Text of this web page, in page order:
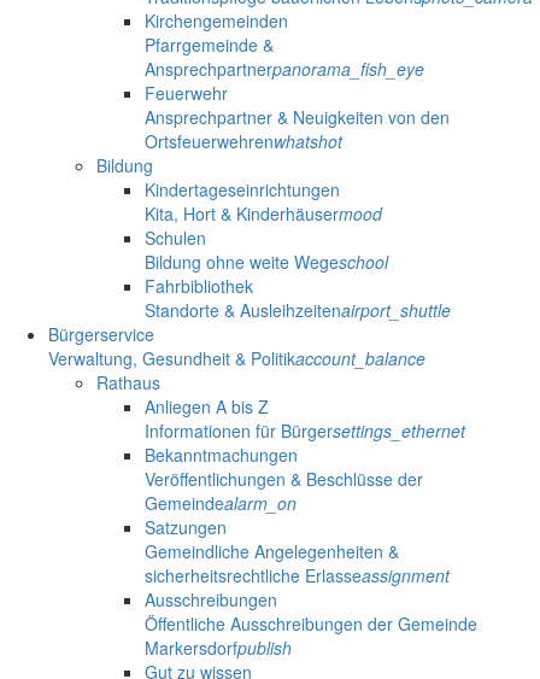
Kirchengemeinden
Pfarrgemeinde &
Ansprechpartnerpanorama_fish_eye
Feuerwehr
Ansprechpartner & Neuigkeiten von den
Ortsfeuerwehrenwhatshot
Bildung
Kindertageseinrichtungen
Kita, Hort & Kinderhäusermood
Schulen
Bildung ohne weite Wegeschool
Fahrbibliothek
Standorte & Ausleihzeitenairport_shuttle
Bürgerservice
Verwaltung, Gesundheit & Politikaccount_balance
Rathaus
Anliegen A bis Z
Informationen für Bürgersettings_ethernet
Bekanntmachungen
Veröffentlichungen & Beschlüsse der
Gemeindealarm_on
Satzungen
Gemeindliche Angelegenheiten &
sicherheitsrechtliche Erlasseassignment
Ausschreibungen
Öffentliche Ausschreibungen der Gemeinde
Markersdorfpublish
Gut zu wissen